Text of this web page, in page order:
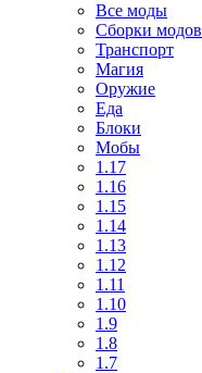
Все моды
Сборки модов
Транспорт
Магия
Оружие
Еда
Блоки
Мобы
1.17
1.16
1.15
1.14
1.13
1.12
1.11
1.10
1.9
1.8
1.7